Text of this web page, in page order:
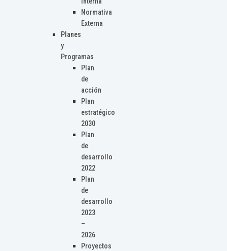
Normativa
Externa
Planes
y
Programas
Plan
de
acción
Plan
estratégico
2030
Plan
de
desarrollo
2022
Plan
de
desarrollo
2023
–
2026
Proyectos